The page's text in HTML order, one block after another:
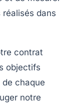
dans
contrat
objectifs
de chaque
notre